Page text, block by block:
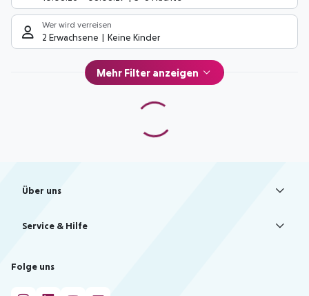
Wer wird verreisen
2 Erwachsene Keine Kinder
Mehr Filter anzeigen
Über uns
Bestpreisgarantie
Cookie-Richtlinie
Service & Hilfe
Barrierefreies Reisen
Folge uns